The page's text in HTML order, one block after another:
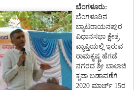
ಬೆಂಗಳೂರು:
ಬೆಂಗಳೂರಿನ
ಬ್ಯಾಟರಾಯನಪುರ
ವಿಧಾನಸಭಾ ಕ್ಷೇತ್ರ
ವ್ಯಾಪ್ತಿಯಲ್ಲಿ ಇರುವ
ರಾಮಕೃಷ್ಣ ಹೆಗಡೆ
ನಗರದ ಶ್ರೀ ಬಾಲಾಜಿ
ಕೃಪಾ ಬಡಾವಣೆಗೆ
2020 ಮಾರ್ಚ್ 15ರ